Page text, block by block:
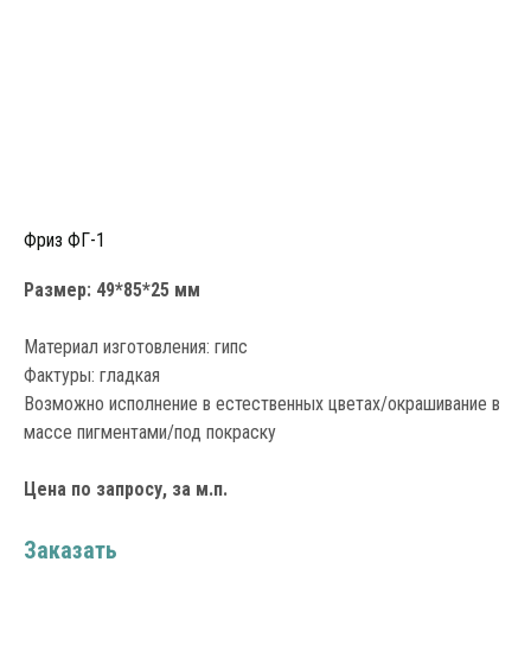
Фриз ФГ-1
Размер: 49*85*25 мм
Материал изготовления: гипс
Фактуры: гладкая
Возможно исполнение в естественных цветах/окрашивание в
массе пигментами/под покраску
Цена по запросу, за м.п.
Заказать